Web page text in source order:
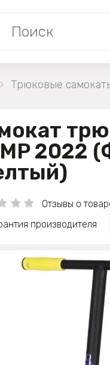
Трюковые
2022
Отзывы о
производителя